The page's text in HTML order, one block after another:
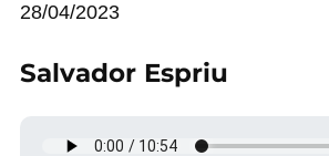
28/04/2023
Salvador Espriu